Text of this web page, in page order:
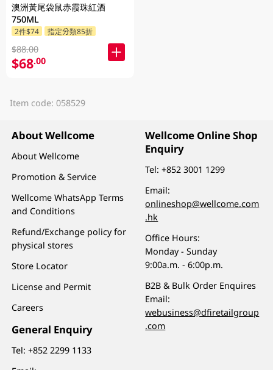
澳洲黃尾袋鼠赤霞珠紅酒
750ML
2件$74 指定分類85折
$88.00
$68.00
Item code: 058529
About Wellcome
About Wellcome
Promotion & Service
Wellcome WhatsApp Terms
and Conditions
Refund/Exchange policy for
physical stores
Store Locator
License and Permit
Careers
General Enquiry
Tel:+852 2299 1133
Wellcome Online Shop
Enquiry
Tel:+852 3001 1299
Email:
onlineshop@wellcome.com
.hk
Office Hours:
Monday - Sunday
9:00a.m. - 6:00p.m.
B2B & Bulk Order Enquires
Email:
webusiness@dfiretailgroup
.com